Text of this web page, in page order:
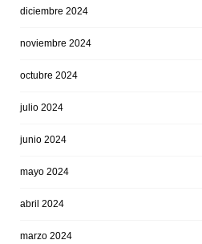
diciembre 2024
noviembre 2024
octubre 2024
julio 2024
junio 2024
mayo 2024
abril 2024
marzo 2024